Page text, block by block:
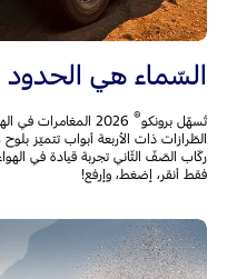
السّماء هي الحدود
تُسهّل برونكو®
2026 المغامرات في
الطّرازات ذات الأربعة أبواب تتميّز
ركّاب الصّفّ الثّاني تجربة قيادة في
فقط أنقر، إضغط، وإرفع!